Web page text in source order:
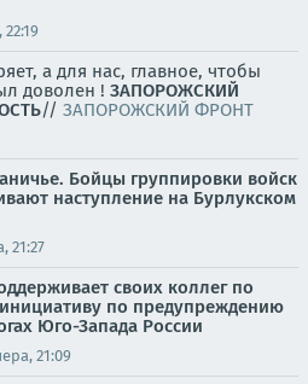
а для нас, главное, чтобы
доволен ! ЗАПОРОЖСКИЙ
// ЗАПОРОЖСКИЙ ФРОНТ
Бойцы группировки войск
наступление на Бурлукском
21:27
своих коллег по
по предупреждению
Юго-Запада России
21:09